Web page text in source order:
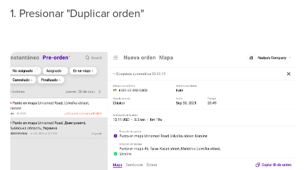
1. Presionar "Duplicar orden"